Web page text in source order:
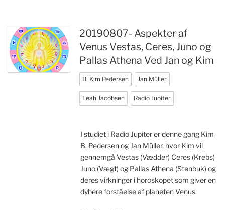
20190807- Aspekter af
Venus Vestas, Ceres, Juno og
Pallas Athena Ved Jan og Kim
B. Kim Pedersen Jan Müller
Leah Jacobsen Radio Jupiter
I studiet i Radio Jupiter er denne gang Kim
B. Pedersen og Jan Müller, hvor Kim vil
gennemgå Vestas (Vædder) Ceres (Krebs)
Juno (Vægt) og Pallas Athena (Stenbuk) og
deres virkninger i horoskopet som giver en
dybere forståelse af planeten Venus.